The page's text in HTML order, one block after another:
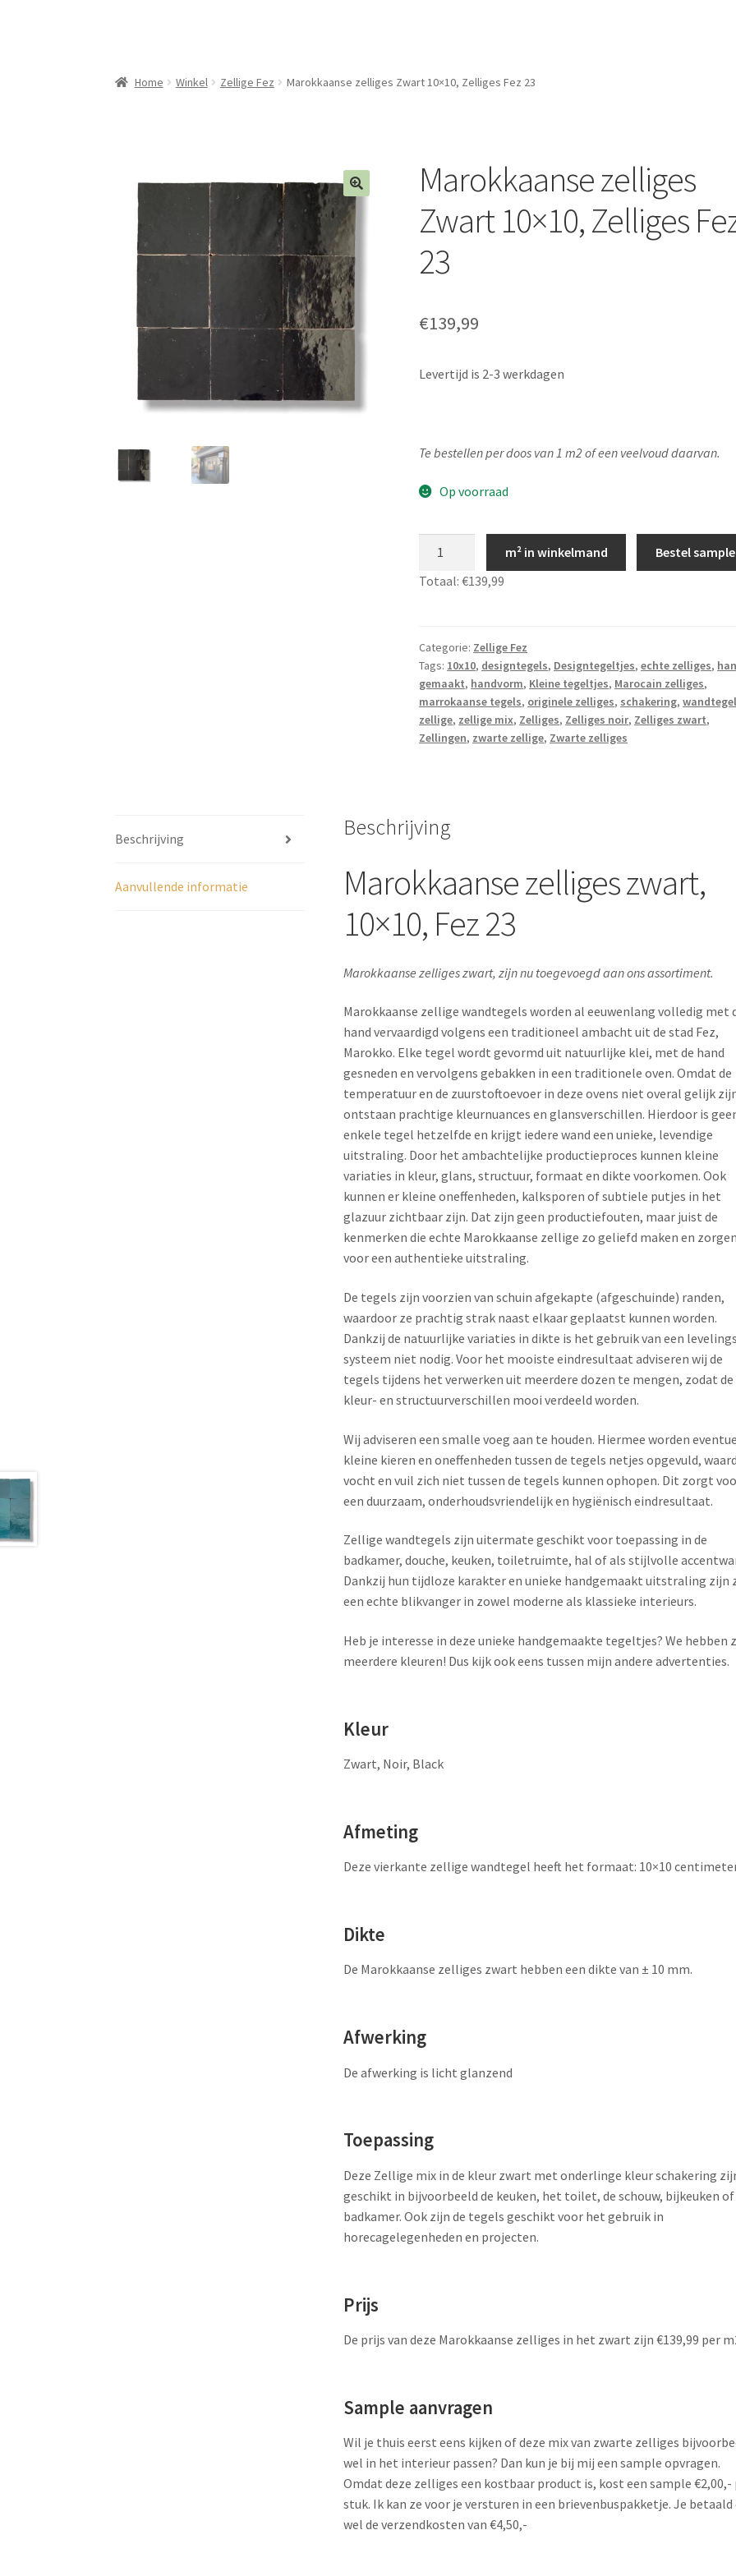
Home Winkel Zellige Fez Marokkaanse zelliges Zwart 10×10, Zelliges Fez 23
Marokkaanse zelliges
Zwart 10×10, Zelliges
23
€139,99
Levertijd is 2-3 werkdagen
Te bestellen per doos van 1 m2 of een veelvoud daarvan.
Op voorraad
Zwart
Fez
23
aantal
m² in winkelmand
Bestel sample
Totaal:€139,99
Categorie: Zellige Fez
Tags: 10x10, designtegels, Designtegeltjes,echte zelliges,
gemaakt, handvorm, Kleine tegeltjes, Marocain zelliges,
marrokaanse tegels, originele zelliges, schakering,
zellige, zellige mix, Zelliges, Zelliges noir, Zelliges zwart,
Zellingen, zwarte zellige, Zwarte zelliges
Beschrijving
Aanvullende informatie
Beschrijving
Marokkaanse zelliges zwart,
10×10, Fez 23
Marokkaanse zelliges zwart, zijn nu toegevoegd aan ons assortiment.
Marokkaanse zellige wandtegels worden al eeuwenlang volledig met
hand vervaardigd volgens een traditioneel ambacht uit de stad Fez,
Marokko. Elke tegel wordt gevormd uit natuurlijke klei, met de hand
gesneden en vervolgens gebakken in een traditionele oven. Omdat de
temperatuur en de zuurstoftoevoer in deze ovens niet overal gelijk
ontstaan prachtige kleurnuances en glansverschillen. Hierdoor is
enkele tegel hetzelfde en krijgt iedere wand een unieke, levendige
uitstraling. Door het ambachtelijke productieproces kunnen kleine
variaties in kleur, glans, structuur, formaat en dikte voorkomen. Ook
kunnen er kleine oneffenheden, kalksporen of subtiele putjes in het
glazuur zichtbaar zijn. Dat zijn geen productiefouten, maar juist de
kenmerken die echte Marokkaanse zellige zo geliefd maken en
voor een authentieke uitstraling.
De tegels zijn voorzien van schuin afgekapte (afgeschuinde) randen,
waardoor ze prachtig strak naast elkaar geplaatst kunnen worden.
Dankzij de natuurlijke variaties in dikte is het gebruik van een
systeem niet nodig. Voor het mooiste eindresultaat adviseren wij de
tegels tijdens het verwerken uit meerdere dozen te mengen, zodat de
kleur- en structuurverschillen mooi verdeeld worden.
Wij adviseren een smalle voeg aan te houden. Hiermee worden
kleine kieren en oneffenheden tussen de tegels netjes opgevuld,
vocht en vuil zich niet tussen de tegels kunnen ophopen. Dit zorgt
een duurzaam, onderhoudsvriendelijk en hygiënisch eindresultaat.
Zellige wandtegels zijn uitermate geschikt voor toepassing in de
badkamer, douche, keuken, toiletruimte, hal of als stijlvolle
Dankzij hun tijdloze karakter en unieke handgemaakt uitstraling zijn
een echte blikvanger in zowel moderne als klassieke interieurs.
Heb je interesse in deze unieke handgemaakte tegeltjes? We hebben
meerdere kleuren! Dus kijk ook eens tussen mijn andere advertenties.
Kleur
Zwart, Noir, Black
Afmeting
Deze vierkante zellige wandtegel heeft het formaat: 10×10
Dikte
De Marokkaanse zelliges zwart hebben een dikte van ± 10 mm.
Afwerking
De afwerking is licht glanzend
Toepassing
Deze Zellige mix in de kleur zwart met onderlinge kleur schakering
geschikt in bijvoorbeeld de keuken, het toilet, de schouw, bijkeuken of
badkamer. Ook zijn de tegels geschikt voor het gebruik in
horecagelegenheden en projecten.
Prijs
De prijs van deze Marokkaanse zelliges in het zwart zijn €139,99 per
Sample aanvragen
Wil je thuis eerst eens kijken of deze mix van zwarte zelliges
wel in het interieur passen? Dan kun je bij mij een sample opvragen.
Omdat deze zelliges een kostbaar product is, kost een sample €2,00,-
stuk. Ik kan ze voor je versturen in een brievenbuspakketje. Je betaald
wel de verzendkosten van €4,50,-